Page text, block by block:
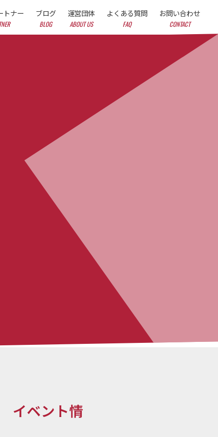
トナー ブログ
BLOG
運営団体
ABOUT US
よくある質問
FAQ
お問い合わせ
CONTACT
イベント情